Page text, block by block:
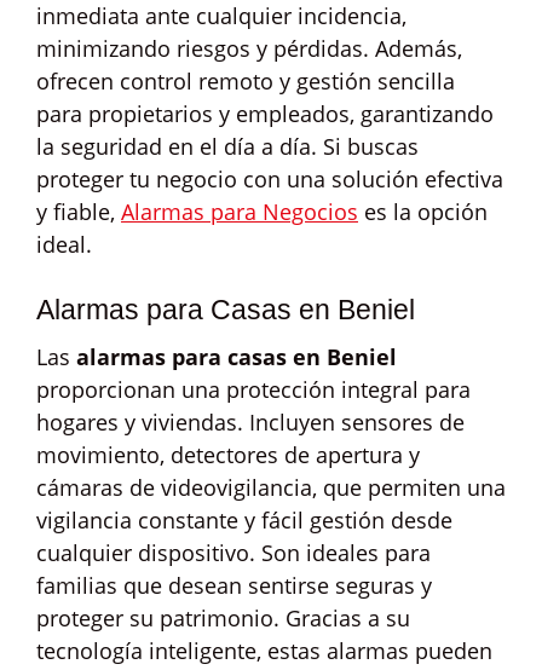
inmediata ante cualquier incidencia,
minimizando riesgos y pérdidas. Además,
ofrecen control remoto y gestión sencilla
para propietarios y empleados, garantizando
la seguridad en el día a día. Si buscas
proteger tu negocio con una solución efectiva
y fiable, Alarmas para Negocios es la opción
ideal.
Alarmas para Casas en Beniel
Las alarmas para casas en Beniel
proporcionan una protección integral para
hogares y viviendas. Incluyen sensores de
movimiento, detectores de apertura y
cámaras de videovigilancia, que permiten una
vigilancia constante y fácil gestión desde
cualquier dispositivo. Son ideales para
familias que desean sentirse seguras y
proteger su patrimonio. Gracias a su
tecnología inteligente, estas alarmas pueden